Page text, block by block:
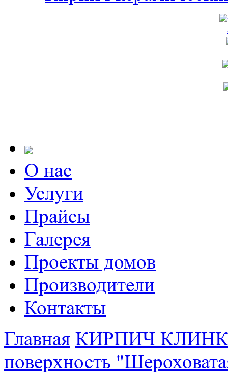
О нас
Услуги
Прайсы
Галерея
Проекты домов
Производители
Контакты
Главная КИРПИЧ
поверхность